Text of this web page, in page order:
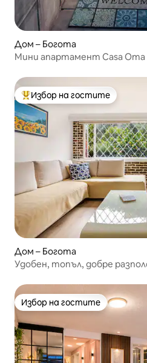
Дом – Богота
Мини апартамент Casa Oma
Най-популярен избор на
Избор на гостите
Дом – Богота
Удобен, топъл, добре
Избор на гостите
Избор на гостите